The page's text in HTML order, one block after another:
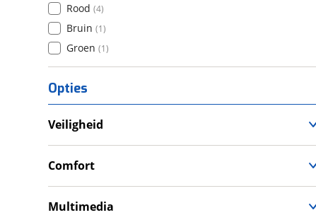
Rood (4)
Bruin (1)
Groen (1)
Opties
Veiligheid
LED verlichting
Valbeugel
Comfort
Handkappen
Multimedia